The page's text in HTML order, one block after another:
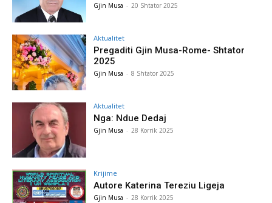
Gjin Musa - 20 Shtator 2025
Aktualitet
Pregaditi Gjin Musa-Rome- Shtator
2025
Gjin Musa - 8 Shtator 2025
Aktualitet
Nga: Ndue Dedaj
Gjin Musa - 28 Korrik 2025
Krijime
Autore Katerina Tereziu Ligeja
Gjin Musa - 28 Korrik 2025